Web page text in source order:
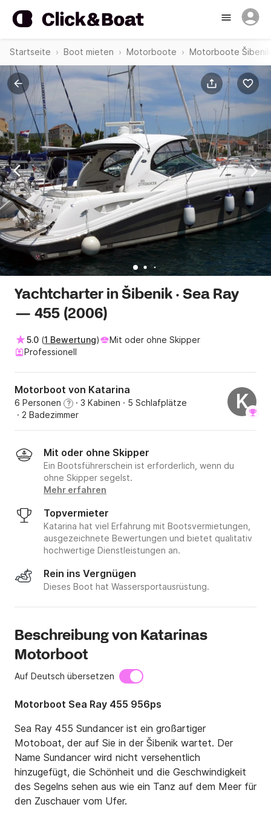
Startseite Boot mieten Motorboote Motorboote Šibenik
Yachtcharter in Šibenik · Sea Ray
— 455 (2006)
5.0 (1 Bewertung)
Mit oder ohne Skipper
Professionell
Motorboot von Katarina
6 Personen ? · 3 Kabinen · 5 Schlafplätze
· 2 Badezimmer
K
Mit oder ohne Skipper
Ein Bootsführerschein ist erforderlich, wenn du
ohne Skipper segelst.
Mehr erfahren
Topvermieter
Katarina hat viel Erfahrung mit Bootsvermietungen,
ausgezeichnete Bewertungen und bietet qualitativ
hochwertige Dienstleistungen an.
Rein ins Vergnügen
Dieses Boot hat Wassersportausrüstung.
Beschreibung von Katarinas
Motorboot
Auf Deutsch übersetzen
Motorboot Sea Ray 455 956ps
Sea Ray 455 Sundancer ist ein großartiger
Motoboat, der auf Sie in der Šibenik wartet. Der
Name Sundancer wird nicht versehentlich
hinzugefügt, die Schönheit und die Geschwindigkeit
des Segelns sehen aus wie ein Tanz auf dem Meer für
den Zuschauer vom Ufer.